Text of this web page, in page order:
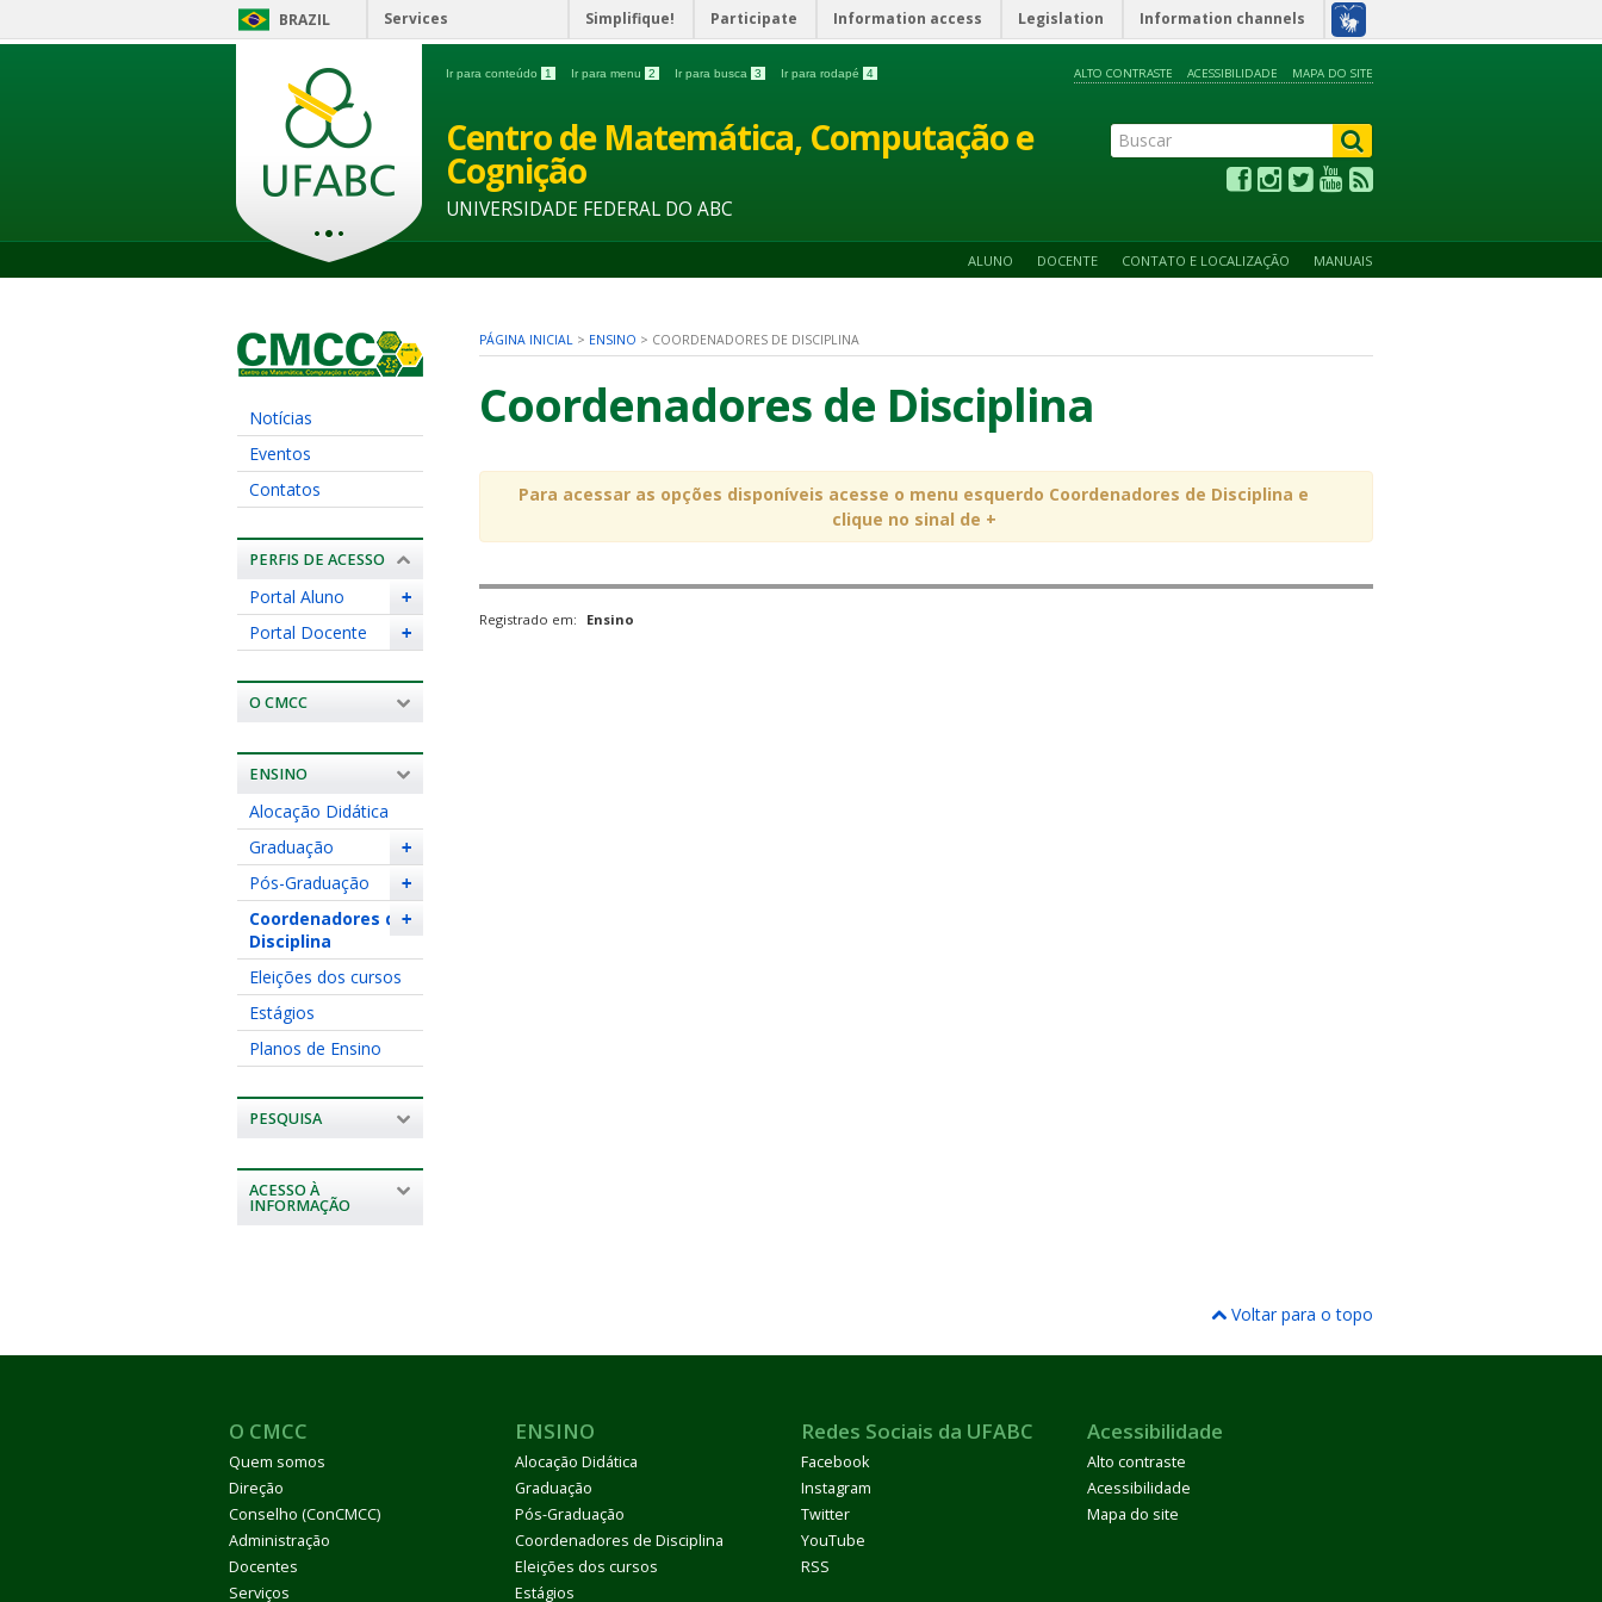
BRAZIL Services Simplifique! Participate Information access Legislation Information channels
Ir para conteúdo 1 Ir para menu 2 Ir para busca 3 Ir para rodapé 4 ALTO CONTRASTE ACESSIBILIDADE MAPA DO SITE
Centro de Matemática, Computação e
Cognição
UNIVERSIDADE FEDERAL DO ABC
ALUNO DOCENTE CONTATO E LOCALIZAÇÃO MANUAIS
Notícias
Eventos
Contatos
PERFIS DE ACESSO
+
Portal Aluno
+
Portal Docente
O CMCC
ENSINO
Alocação Didática
+
Graduação
+
Pós-Graduação
+
Coordenadores de
Disciplina
Eleições dos cursos
Estágios
Planos de Ensino
PESQUISA
ACESSO À
INFORMAÇÃO
PÁGINA INICIAL > ENSINO > COORDENADORES DE DISCIPLINA
Coordenadores de Disciplina
Para acessar as opções disponíveis acesse o menu esquerdo Coordenadores de Disciplina e
clique no sinal de +
Registrado em: Ensino
Voltar para o topo
O CMCC
Quem somos
Direção
Conselho (ConCMCC)
Administração
Docentes
Serviços
ENSINO
Alocação Didática
Graduação
Pós-Graduação
Coordenadores de Disciplina
Eleições dos cursos
Estágios
Redes Sociais da UFABC
Facebook
Instagram
Twitter
YouTube
RSS
Acessibilidade
Alto contraste
Acessibilidade
Mapa do site